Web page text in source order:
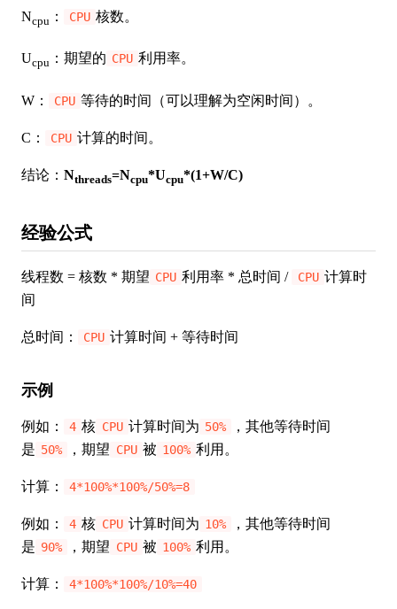
Ncpu ： CPU 核数。
Ucpu ：期望的 CPU 利用率。
W： CPU 等待的时间（可以理解为空闲时间）。
C： CPU 计算的时间。
结论： Nthreads=Ncpu*Ucpu*(1+W/C)
经验公式
线程数 = 核数 * 期望 CPU 利用率 * 总时间 / CPU 计算时
间
总时间： CPU 计算时间 + 等待时间
示例
例如： 4 核 CPU 计算时间为 50%
，其他等待时间
是 50% ，期望 CPU 被 100% 利用。
计算： 4*100%*100%/50%=8
例如： 4 核 CPU 计算时间为 10%
，其他等待时间
是 90% ，期望 CPU 被 100% 利用。
计算： 4*100%*100%/10%=40